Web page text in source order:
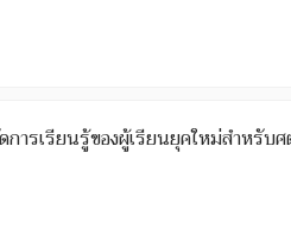
หรับศตวรรษที่ 21 ภายใต้โครงการส่งเสริมการเรีย